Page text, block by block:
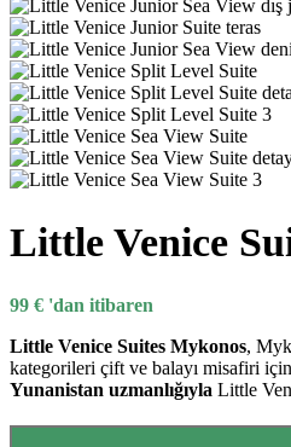
Quick view
Karşılaştır
Beğen
Le Meridien Phuket
162 Orijinal fiyat:
Hızlı Teklif Al
Karşılaştır
Beğen
Grand Seminyak Bali
Little Venice
99 € 'dan itibaren
Little Venice Suites Mykonos,
kategorileri çift ve balayı misafiri
Yunanistan uzmanlığıyla Little